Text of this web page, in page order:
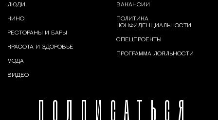
ПОДПИСАТЬСЯ
ЛЮДИ
КИНО
РЕСТОРАНЫ И БАРЫ
КРАСОТА И ЗДОРОВЬЕ
МОДА
ВИДЕО
ВАКАНСИИ
ПОЛИТИКА
КОНФИДЕНЦИАЛЬНОСТИ
СПЕЦПРОЕКТЫ
ПРОГРАММА ЛОЯЛЬНОСТИ